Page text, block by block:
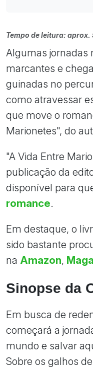
Tempo de leitura: aprox.
Algumas jornadas
marcantes e
guinadas no
como atravessar
que move o
Marionetes", do
"A Vida Entre
publicação da
disponível para
romance.
Em destaque, o
sido bastante
na Amazon,
Sinopse da
Em busca de
começará a
mundo e salvar
Sobre os galhos